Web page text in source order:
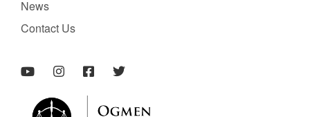
News
Contact Us